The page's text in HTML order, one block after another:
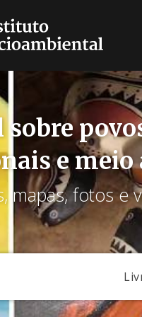
e
mapas, fotos e